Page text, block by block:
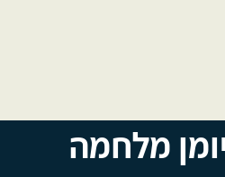
מלחמה